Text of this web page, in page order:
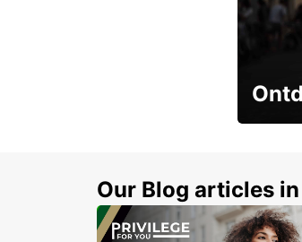
Our Blog articles